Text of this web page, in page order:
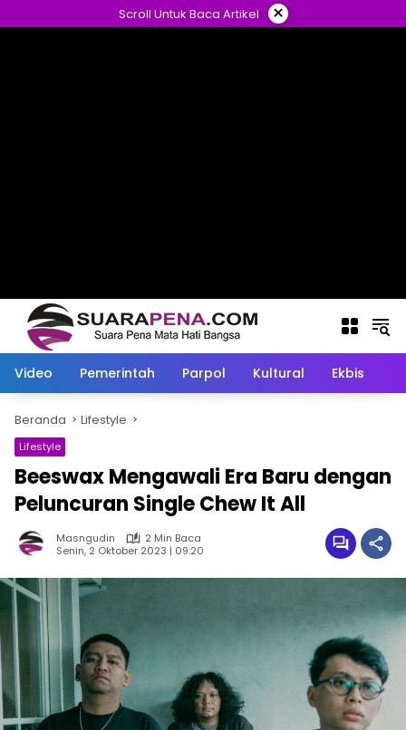
ke
Scroll Untuk Baca Artikel ×
Video Pemerintah Parpol Kultural Ekbis
Beranda Lifestyle
Lifestyle
Beeswax Mengawali Era Baru dengan
Peluncuran Single Chew It All
Masngudin
2 Min Baca
Senin, 2 Oktober 2023 | 09:20